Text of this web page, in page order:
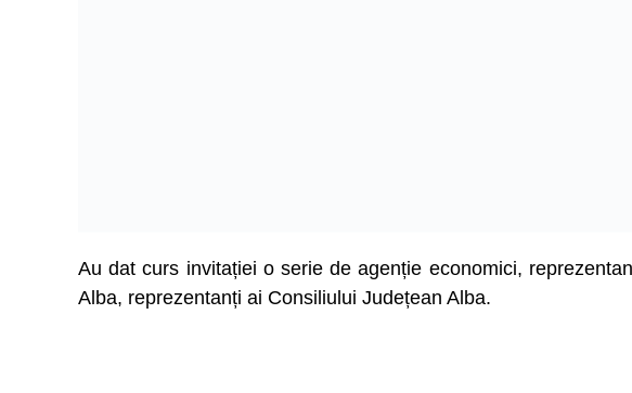
Au dat curs invitației o serie de agenție economici,
Alba, reprezentanți ai Consiliului Județean Alba.